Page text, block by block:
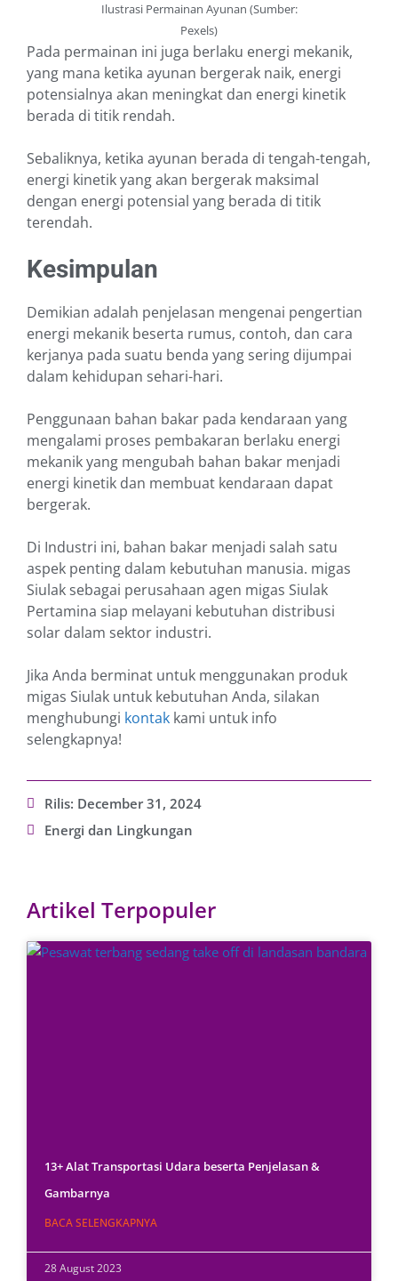
Ilustrasi Permainan Ayunan (Sumber:
Pexels)
Pada permainan ini juga berlaku energi mekanik,
yang mana ketika ayunan bergerak naik, energi
potensialnya akan meningkat dan energi kinetik
berada di titik rendah.
Sebaliknya, ketika ayunan berada di tengah-tengah,
energi kinetik yang akan bergerak maksimal
dengan energi potensial yang berada di titik
terendah.
Kesimpulan
Demikian adalah penjelasan mengenai pengertian
energi mekanik beserta rumus, contoh, dan cara
kerjanya pada suatu benda yang sering dijumpai
dalam kehidupan sehari-hari.
Penggunaan bahan bakar pada kendaraan yang
mengalami proses pembakaran berlaku energi
mekanik yang mengubah bahan bakar menjadi
energi kinetik dan membuat kendaraan dapat
bergerak.
Di Industri ini, bahan bakar menjadi salah satu
aspek penting dalam kebutuhan manusia. migas
Siulak sebagai perusahaan agen migas Siulak
Pertamina siap melayani kebutuhan distribusi
solar dalam sektor industri.
Jika Anda berminat untuk menggunakan produk
migas Siulak untuk kebutuhan Anda, silakan
menghubungi kontak kami untuk info
selengkapnya!
Rilis: December 31, 2024
Energi dan Lingkungan
Artikel Terpopuler
13+ Alat Transportasi Udara beserta Penjelasan &
Gambarnya
BACA SELENGKAPNYA
28 August 2023